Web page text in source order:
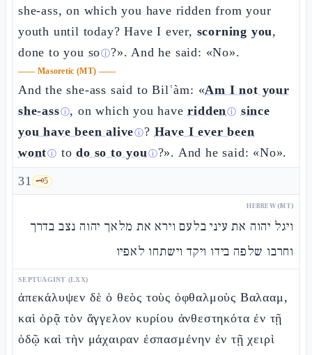
she-ass, on which you have ridden from your
youth until today? Have I ever, scorning you,
done to you soⓘ?». And he said: «No».
—— Masoretic (MT) ——
And the she-ass said to Bilʿàm: «Am I not your
she-assⓘ, on which you haveriddenⓘ since
you have been aliveⓘ? Have I ever been
wontⓘ todo so to youⓘ?». And he said: «No».
31 🗝️5
HEBREW (MT)
ויגל יהוה את עיני בלעם וירא את מלאך יהוה נצב בדרך
וחרבו שלפה בידו ויקד וישתחו לאפיו
SEPTUAGINT (LXX)
ἀπεκάλυψεν δὲ ὁ θεὸς τοὺς ὀφθαλμοὺς Βαλααμ,
καὶ ὁρᾷ τὸν ἄγγελον κυρίου ἀνθεστηκότα ἐν τῇ
ὁδῷ καὶ τὴν μάχαιραν ἐσπασμένην ἐν τῇ χειρὶ